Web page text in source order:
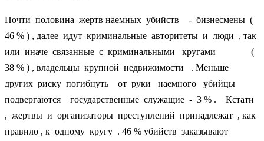
Почти половина жертв наемных убийств - бизнесмены (
46 % ) , далее идут криминальные авторитеты и люди , так
или иначе связанные с криминальными кругами (
38 % ) , владельцы крупной недвижимости . Меньше
других риску погибнуть от руки наемного убийцы
подвергаются государственные служащие - 3 % . Кстати
, жертвы и организаторы преступлений принадлежат , как
правило , к одному кругу . 46 % убийств заказывают